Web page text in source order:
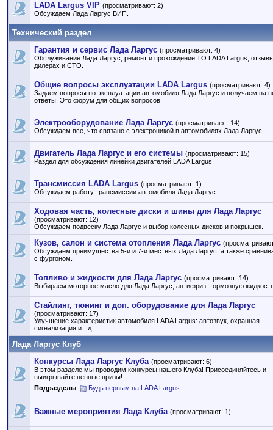
LADA Largus VIP (просматривают: 2)
Обсуждаем Лада Ларгус ВИП.
Технический раздел
Гарантия и сервис Лада Ларгус (просматривают: 4)
Обслуживание Лада Ларгус, ремонт и прохождение ТО LADA Largus,
дилерах и СТО.
Общие вопросы эксплуатации LADA Largus (просматривают: 4)
Задаем вопросы по эксплуатации автомобиля Лада Ларгус и получаем на
ответы. Это форум для общих вопросов.
Электрооборудование Лада Ларгус (просматривают: 14)
Обсуждаем все, что связано с электроникой в автомобилях Лада Ларгус.
Двигатель Лада Ларгус и его системы (просматривают: 15)
Раздел для обсуждения линейки двигателей LADA Largus.
Трансмиссия LADA Largus (просматривают: 1)
Обсуждаем работу трансмиссии автомобиля Лада Ларгус.
Ходовая часть, колесные диски и шины для Лада Ларгус
(просматривают: 12)
Обсуждаем подвеску Лада Ларгус и выбор колесных дисков и покрышек.
Кузов, салон и система отопления Лада Ларгус
Обсуждаем преимущества 5-и и 7-и местных Лада Ларгус, а также
с фургоном.
Топливо и жидкости для Лада Ларгус (просматривают: 14)
Выбираем моторное масло для Лада Ларгус, антифриз, тормозную
Стайлинг, тюнинг и доп. оборудование для Лада Ларгус
(просматривают: 17)
Улучшение характеристик автомобиля LADA Largus: автозвук, охранная
сигнализация и т.д.
Лада Ларгус Клуб
Конкурсы Лада Ларгус Клуба (просматривают: 6)
В этом разделе мы проводим конкурсы нашего Клуба! Присоединяйтесь и
выигрывайте ценные призы!
Подразделы: Будь первым на LADA Largus
Важные мероприятия Лада Клуба (просматривают: 1)